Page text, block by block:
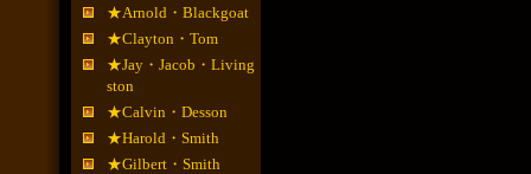
★Arnold・Blackgoat
★Clayton・Tom
★Jay・Jacob・Living
ston
★Calvin・Desson
★Harold・Smith
★Gilbert・Smith